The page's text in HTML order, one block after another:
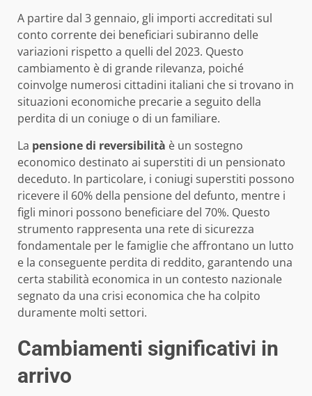
A partire dal 3 gennaio, gli importi accreditati sul
conto corrente dei beneficiari subiranno delle
variazioni rispetto a quelli del 2023. Questo
cambiamento è di grande rilevanza, poiché
coinvolge numerosi cittadini italiani che si trovano in
situazioni economiche precarie a seguito della
perdita di un coniuge o di un familiare.
La pensione di reversibilità è un sostegno
economico destinato ai superstiti di un pensionato
deceduto. In particolare, i coniugi superstiti possono
ricevere il 60% della pensione del defunto, mentre i
figli minori possono beneficiare del 70%. Questo
strumento rappresenta una rete di sicurezza
fondamentale per le famiglie che affrontano un lutto
e la conseguente perdita di reddito, garantendo una
certa stabilità economica in un contesto nazionale
segnato da una crisi economica che ha colpito
duramente molti settori.
Cambiamenti significativi in
arrivo